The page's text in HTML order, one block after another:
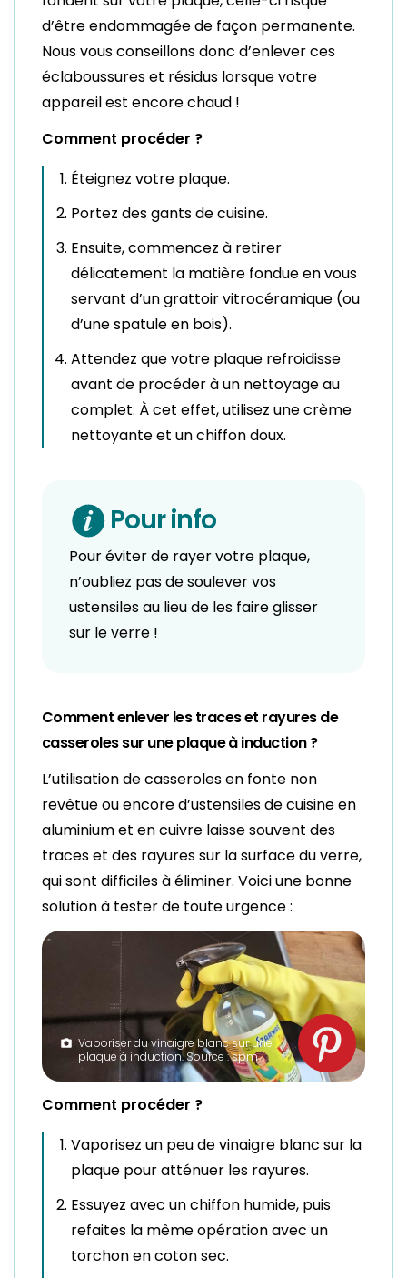
d’être endommagée de façon permanente.
Nous vous conseillons donc d’enlever ces
éclaboussures et résidus lorsque votre
appareil est encore chaud !
Comment procéder ?
Éteignez votre plaque.
Portez des gants de cuisine.
Ensuite, commencez à retirer
délicatement la matière fondue en vous
servant d’un grattoir vitrocéramique (ou
d’une spatule en bois).
Attendez que votre plaque refroidisse
avant de procéder à un nettoyage au
complet. À cet effet, utilisez une crème
nettoyante et un chiffon doux.
Pour info
Pour éviter de rayer votre plaque,
n’oubliez pas de soulever vos
ustensiles au lieu de les faire glisser
sur le verre !
Comment enlever les traces et rayures de
casseroles sur une plaque à induction ?
L’utilisation de casseroles en fonte non
revêtue ou encore d’ustensiles de cuisine en
aluminium et en cuivre laisse souvent des
traces et des rayures sur la surface du verre,
qui sont difficiles à éliminer. Voici une bonne
solution à tester de toute urgence :
Vaporiser du vinaigre blanc sur une
plaque à induction. Source : spm
Comment procéder ?
Vaporisez un peu de vinaigre blanc sur la
plaque pour atténuer les rayures.
Essuyez avec un chiffon humide, puis
refaites la même opération avec un
torchon en coton sec.